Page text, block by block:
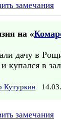
замечания
на «
дачу в
и купался в
Кутуркин
замечания